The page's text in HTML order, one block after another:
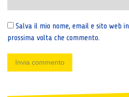
Salva il mio nome, email e sito web
prossima volta che commento.